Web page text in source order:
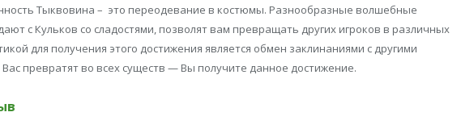
Тыквовина – это переодевание в костюмы. Разнообразные волшебные
с Кульков со сладостями, позволят вам превращать других игроков в различных
для получения этого достижения является обмен заклинаниями с другими
Вас превратят во всех существ — Вы получите данное достижение.